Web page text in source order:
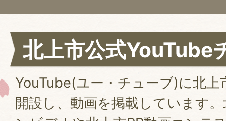
北上市公式YouTube
YouTube(ユー・チューブ)に北
開設し、動画を掲載しています